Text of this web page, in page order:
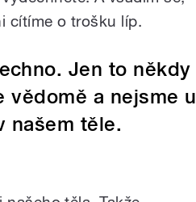
cítíme o trošku líp.
Jen to někdy
vědomě a nejsme u
našem těle.